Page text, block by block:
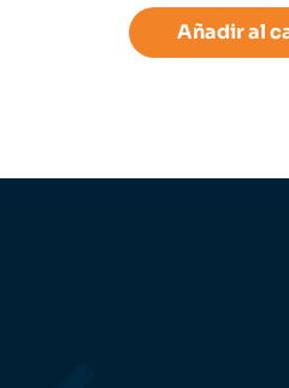
Añadir al